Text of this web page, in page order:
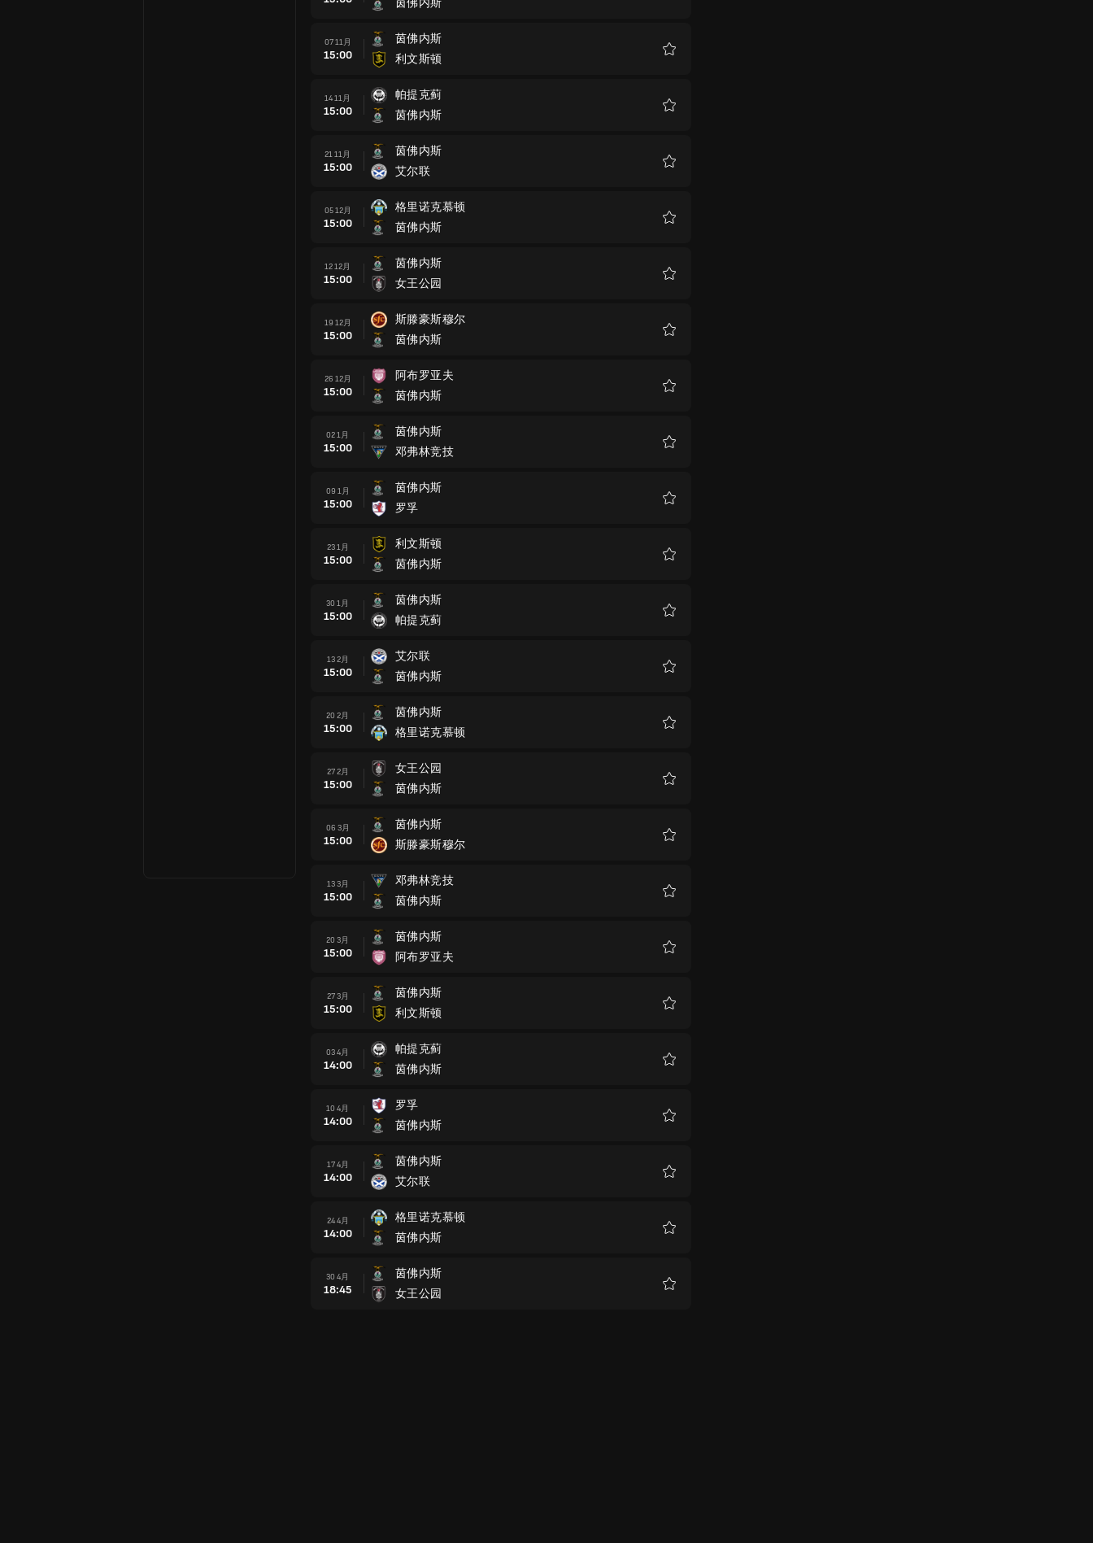
07 11月
15:00
茵佛内斯
利文斯顿
14 11月
15:00
帕提克蓟
茵佛内斯
21 11月
15:00
茵佛内斯
艾尔联
05 12月
15:00
格里诺克慕顿
茵佛内斯
12 12月
15:00
茵佛内斯
女王公园
19 12月
15:00
斯滕豪斯穆尔
茵佛内斯
26 12月
15:00
阿布罗亚夫
茵佛内斯
02 1月
15:00
茵佛内斯
邓弗林竞技
09 1月
15:00
茵佛内斯
罗孚
23 1月
15:00
利文斯顿
茵佛内斯
30 1月
15:00
茵佛内斯
帕提克蓟
13 2月
15:00
艾尔联
茵佛内斯
20 2月
15:00
茵佛内斯
格里诺克慕顿
27 2月
15:00
女王公园
茵佛内斯
06 3月
15:00
茵佛内斯
斯滕豪斯穆尔
13 3月
15:00
邓弗林竞技
茵佛内斯
20 3月
15:00
茵佛内斯
阿布罗亚夫
27 3月
15:00
茵佛内斯
利文斯顿
03 4月
14:00
帕提克蓟
茵佛内斯
10 4月
14:00
罗孚
茵佛内斯
17 4月
14:00
茵佛内斯
艾尔联
24 4月
14:00
格里诺克慕顿
茵佛内斯
30 4月
18:45
茵佛内斯
女王公园